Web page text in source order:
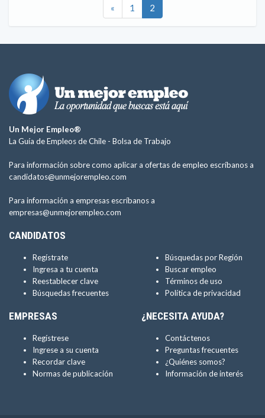
« 1 2
Un Mejor Empleo®
La Guía de Empleos de Chile - Bolsa de Trabajo
Para información sobre como aplicar a ofertas de empleo escríbanos a
candidatos@unmejorempleo.com
Para información a empresas escríbanos a
empresas@unmejorempleo.com
CANDIDATOS
Regístrate
Ingresa a tu cuenta
Reestablecer clave
Búsquedas frecuentes
Búsquedas por Región
Buscar empleo
Términos de uso
Política de privacidad
EMPRESAS
Regístrese
Ingrese a su cuenta
Recordar clave
Normas de publicación
¿NECESITA AYUDA?
Contáctenos
Preguntas frecuentes
¿Quiénes somos?
Información de interés